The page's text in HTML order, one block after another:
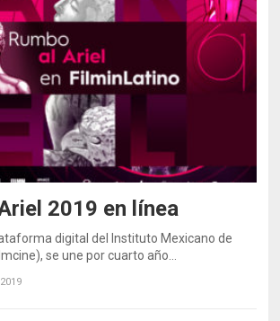
2019 en línea
digital del Instituto Mexicano de
se une por cuarto año…